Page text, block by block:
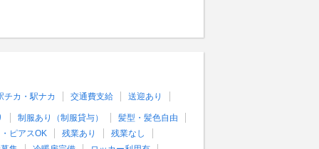
チカ・駅ナカ 交通費支給 送迎あり
制服あり（制服貸与）
髪型・髪色自由
ピアスOK
残業あり
残業なし